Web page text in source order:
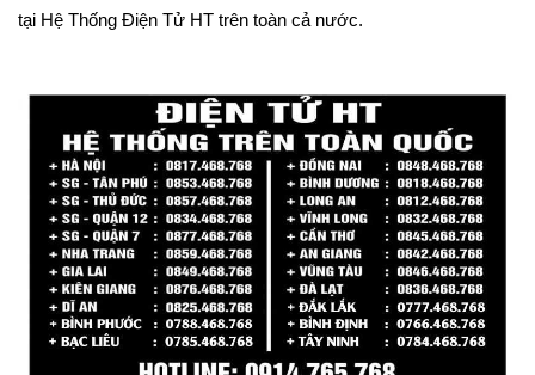
tại Hệ Thống Điện Tử HT trên toàn cả nước.